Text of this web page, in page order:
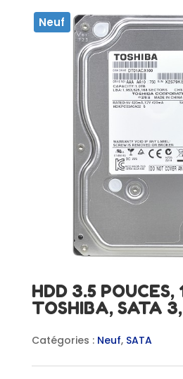
Neuf
HDD 3.5 POUCES,
TOSHIBA, SATA
Catégories : Neuf, SATA